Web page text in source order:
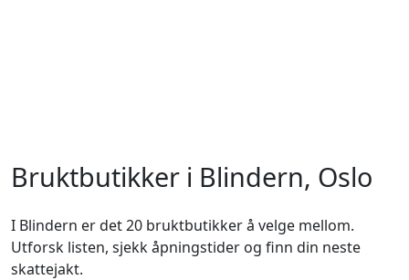
Bruktbutikker i Blindern, Oslo
I Blindern er det 20 bruktbutikker å velge mellom.
Utforsk listen, sjekk åpningstider og finn din neste
skattejakt.